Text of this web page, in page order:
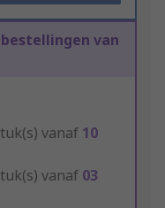
van
vanaf 10
vanaf 03